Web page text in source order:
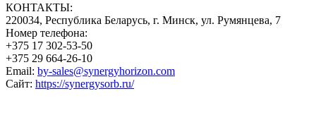
КОНТАКТЫ:
220034, Республика Беларусь, г. Минск, ул. Румянцева, 7
Номер телефона:
+375 17 302-53-50
+375 29 664-26-10
Email: by-sales@synergyhorizon.com
Сайт: https://synergysorb.ru/